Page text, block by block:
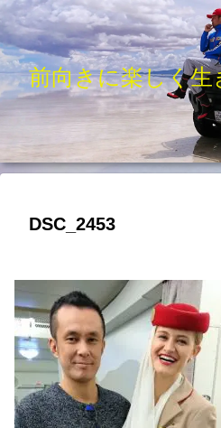
前向きに楽しく
DSC_2453